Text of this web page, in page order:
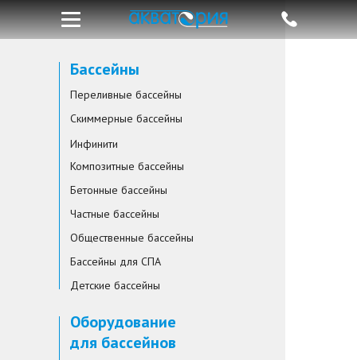
Бассейны
Переливные бассейны
Скиммерные бассейны
Инфинити
Композитные бассейны
Бетонные бассейны
Частные бассейны
Общественные бассейны
Бассейны для СПА
Детские бассейны
Оборудование
для бассейнов